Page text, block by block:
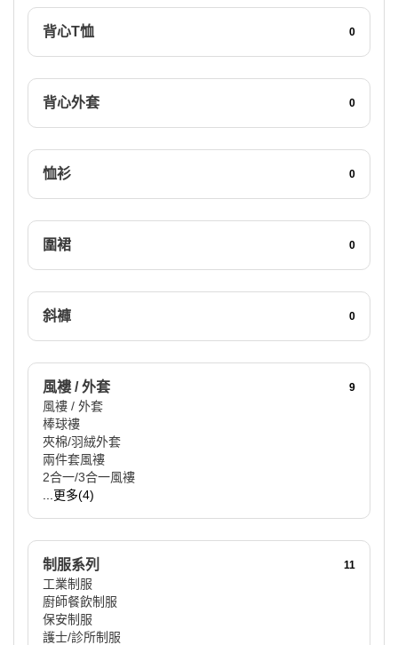
背心T恤 0
背心外套 0
恤衫 0
圍裙 0
斜褲 0
風褸 / 外套 9
風褸 / 外套
棒球褸
夾棉/羽絨外套
兩件套風褸
2合一/3合一風褸
...更多(4)
制服系列 11
工業制服
廚師餐飲制服
保安制服
護士/診所制服